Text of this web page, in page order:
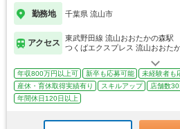
勤務地 千葉県 流山市
アクセス
東武野田線 流山おおたかの森駅
つくばエクスプレス 流山おおた
年収800万円以上可 新卒も応募可能 未経験者も
産休・育休取得実績有り
スキルアップ 店舗数
年間休日120日以上